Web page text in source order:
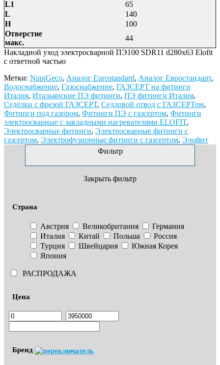
L1
65
L
140
H
100
Отверстие
макс.
44
Накладной уход электросварной ПЭ100 SDR11 d280x63 Elofit
с ответной частью
Метки: NupiGeco, Аналог Eurostandard, Аналог Евростандарт,
Водоснабжение, Газоснабжение, ГАЗСЕРТ на фитинги
Италия, Итальянские ПЭ фитинги, ПЭ фитинги Италия,
Седёлки с фрезой ГАЗСЕРТ, Седловой отвод с ГАЗСЕРТом,
Фитинги под газпром, Фитинги ПЭ с газсертом, Фитинги
электросварные с закладными нагревателями ELOFIT,
Электросварные фитинги, Электросварные фитинги с
газсертом, Электрофузионные фитинги с газсертом, Элофит
Фильтр
Закрыть фильтр
Страна
Австрия Великобритания
Германия
Италия
Китай Польша
Россия
Турция
Швейцария
Южная Корея
Япония
РАСПРОДАЖА
Цена
Бренд